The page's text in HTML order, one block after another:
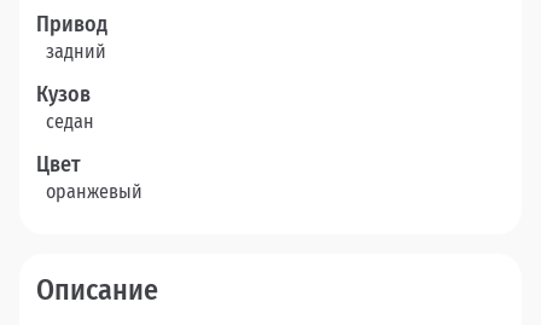
Привод
задний
Кузов
седан
Цвет
оранжевый
Описание